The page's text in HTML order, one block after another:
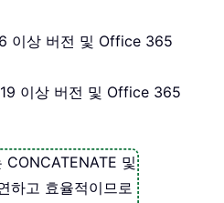
이상 버전 및 Office 365
이상 버전 및 Office 365
및
하고 효율적이므로